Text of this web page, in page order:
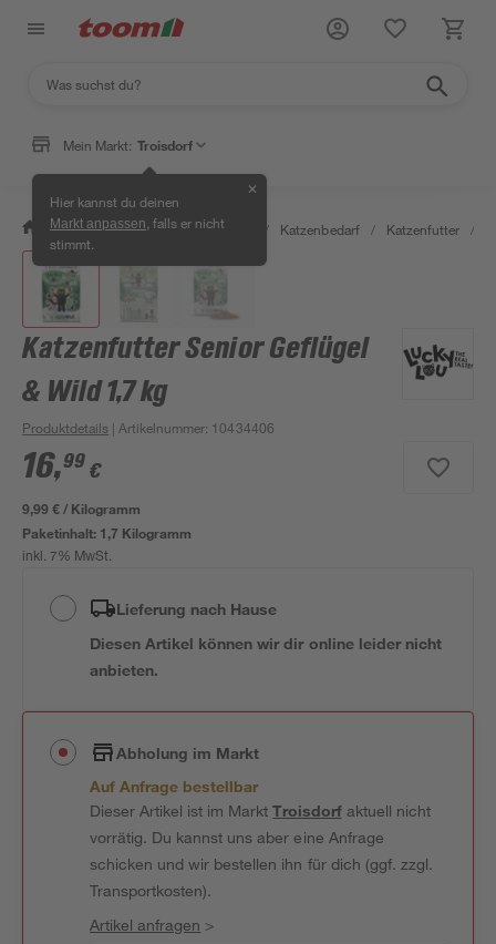
Mein Markt: Troisdorf
Hier kannst du deinen
Markt anpassen , falls er nicht
stimmt.
✕
/ Garten & Freizeit / Tierbedarf / Katzenbedarf / Katzenfutter /
Katzenfutter Senior Geflügel
& Wild 1,7 kg
Produktdetails | Artikelnummer: 10434406
16,99 €
9,99 € / Kilogramm
Paketinhalt: 1,7 Kilogramm
inkl. 7% MwSt.
Lieferung nach Hause
Diesen Artikel können wir dir online leider nicht
anbieten.
Abholung im Markt
Auf Anfrage bestellbar
Dieser Artikel ist im MarktTroisdorfaktuell nicht
vorrätig. Du kannst uns aber eine Anfrage
schicken und wir bestellen ihn für dich (ggf. zzgl.
Transportkosten).
Artikel anfragen >